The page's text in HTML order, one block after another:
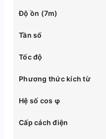
Độ ồn (7m)
Tần số
Tốc độ
Phương thức kích từ
Hệ số cos φ
Cấp cách điện